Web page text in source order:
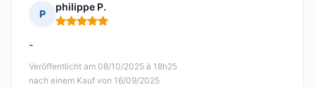
P
philippe P.
Hinweis: 5 von 5
Veröffentlicht am 08/10/2025 à 18h25
nach einem Kauf von 16/09/2025
-